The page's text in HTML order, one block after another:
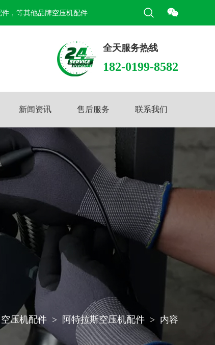
，等其他品牌空压机配件
全天服务热线
182-0199-8582
新闻资讯 售后服务 联系我们
空压机配件 阿特拉斯空压机配件 内容